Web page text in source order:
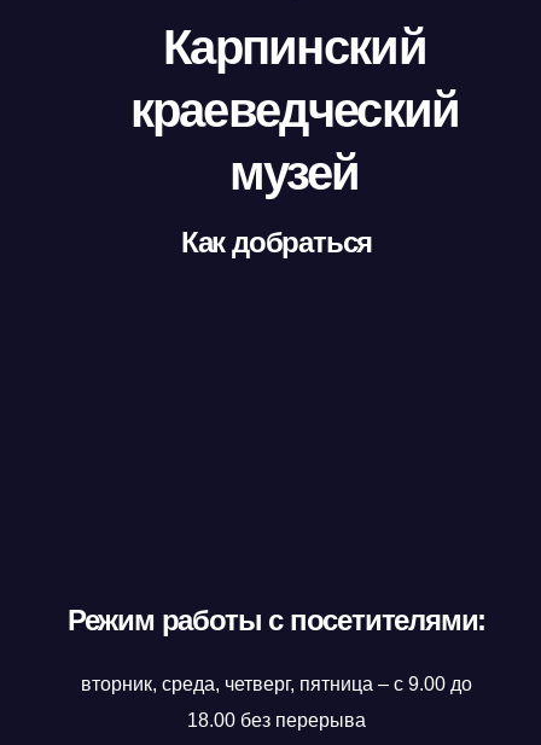
Карпинский
краеведческий
музей
Как добраться
Режим работы с посетителями:
вторник, среда, четверг, пятница – с 9.00 до
18.00 без перерыва